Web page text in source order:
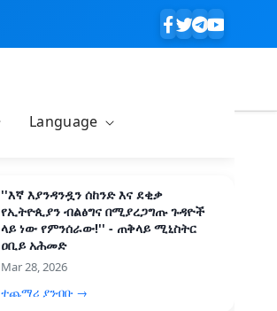
Language
''እኛ እያንዳንዷን ሰከንድ እና ደቂቃ
የኢትዮጲያን ብልፅግና በሚያረጋግጡ ጉዳዮች
ላይ ነው የምንሰራው!'' - ጠቅላይ ሚኒስትር
ዐቢይ አሕመድ
Mar 28, 2026
ተጨማሪ ያንብቡ →